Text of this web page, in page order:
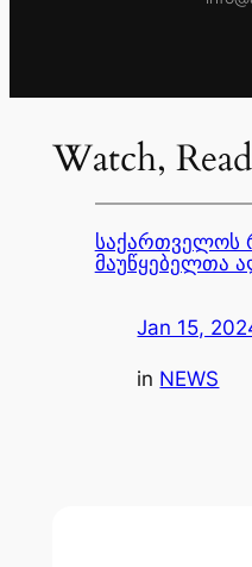
Watch,
საქართველოს
მაუწყებელთა
Jan 15,
in NEWS